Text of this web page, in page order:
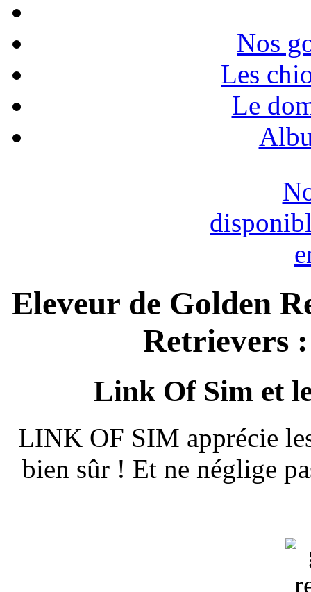
Nos
Les
Le
Eleveur de Golden
Retrievers
Link Of Sim et
LINK OF SIM apprécie
bien sûr ! Et ne néglige